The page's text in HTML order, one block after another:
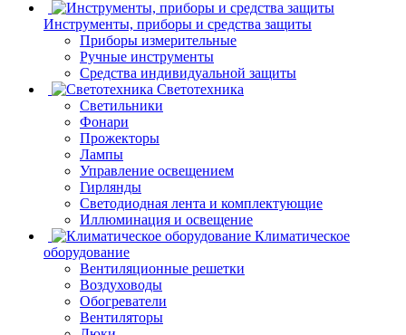
Инструменты, приборы и средства защиты
Приборы измерительные
Ручные инструменты
Средства индивидуальной защиты
Светотехника
Светильники
Фонари
Прожекторы
Лампы
Управление освещением
Гирлянды
Светодиодная лента и комплектующие
Иллюминация и освещение
Климатическое
оборудование
Вентиляционные решетки
Воздуховоды
Обогреватели
Вентиляторы